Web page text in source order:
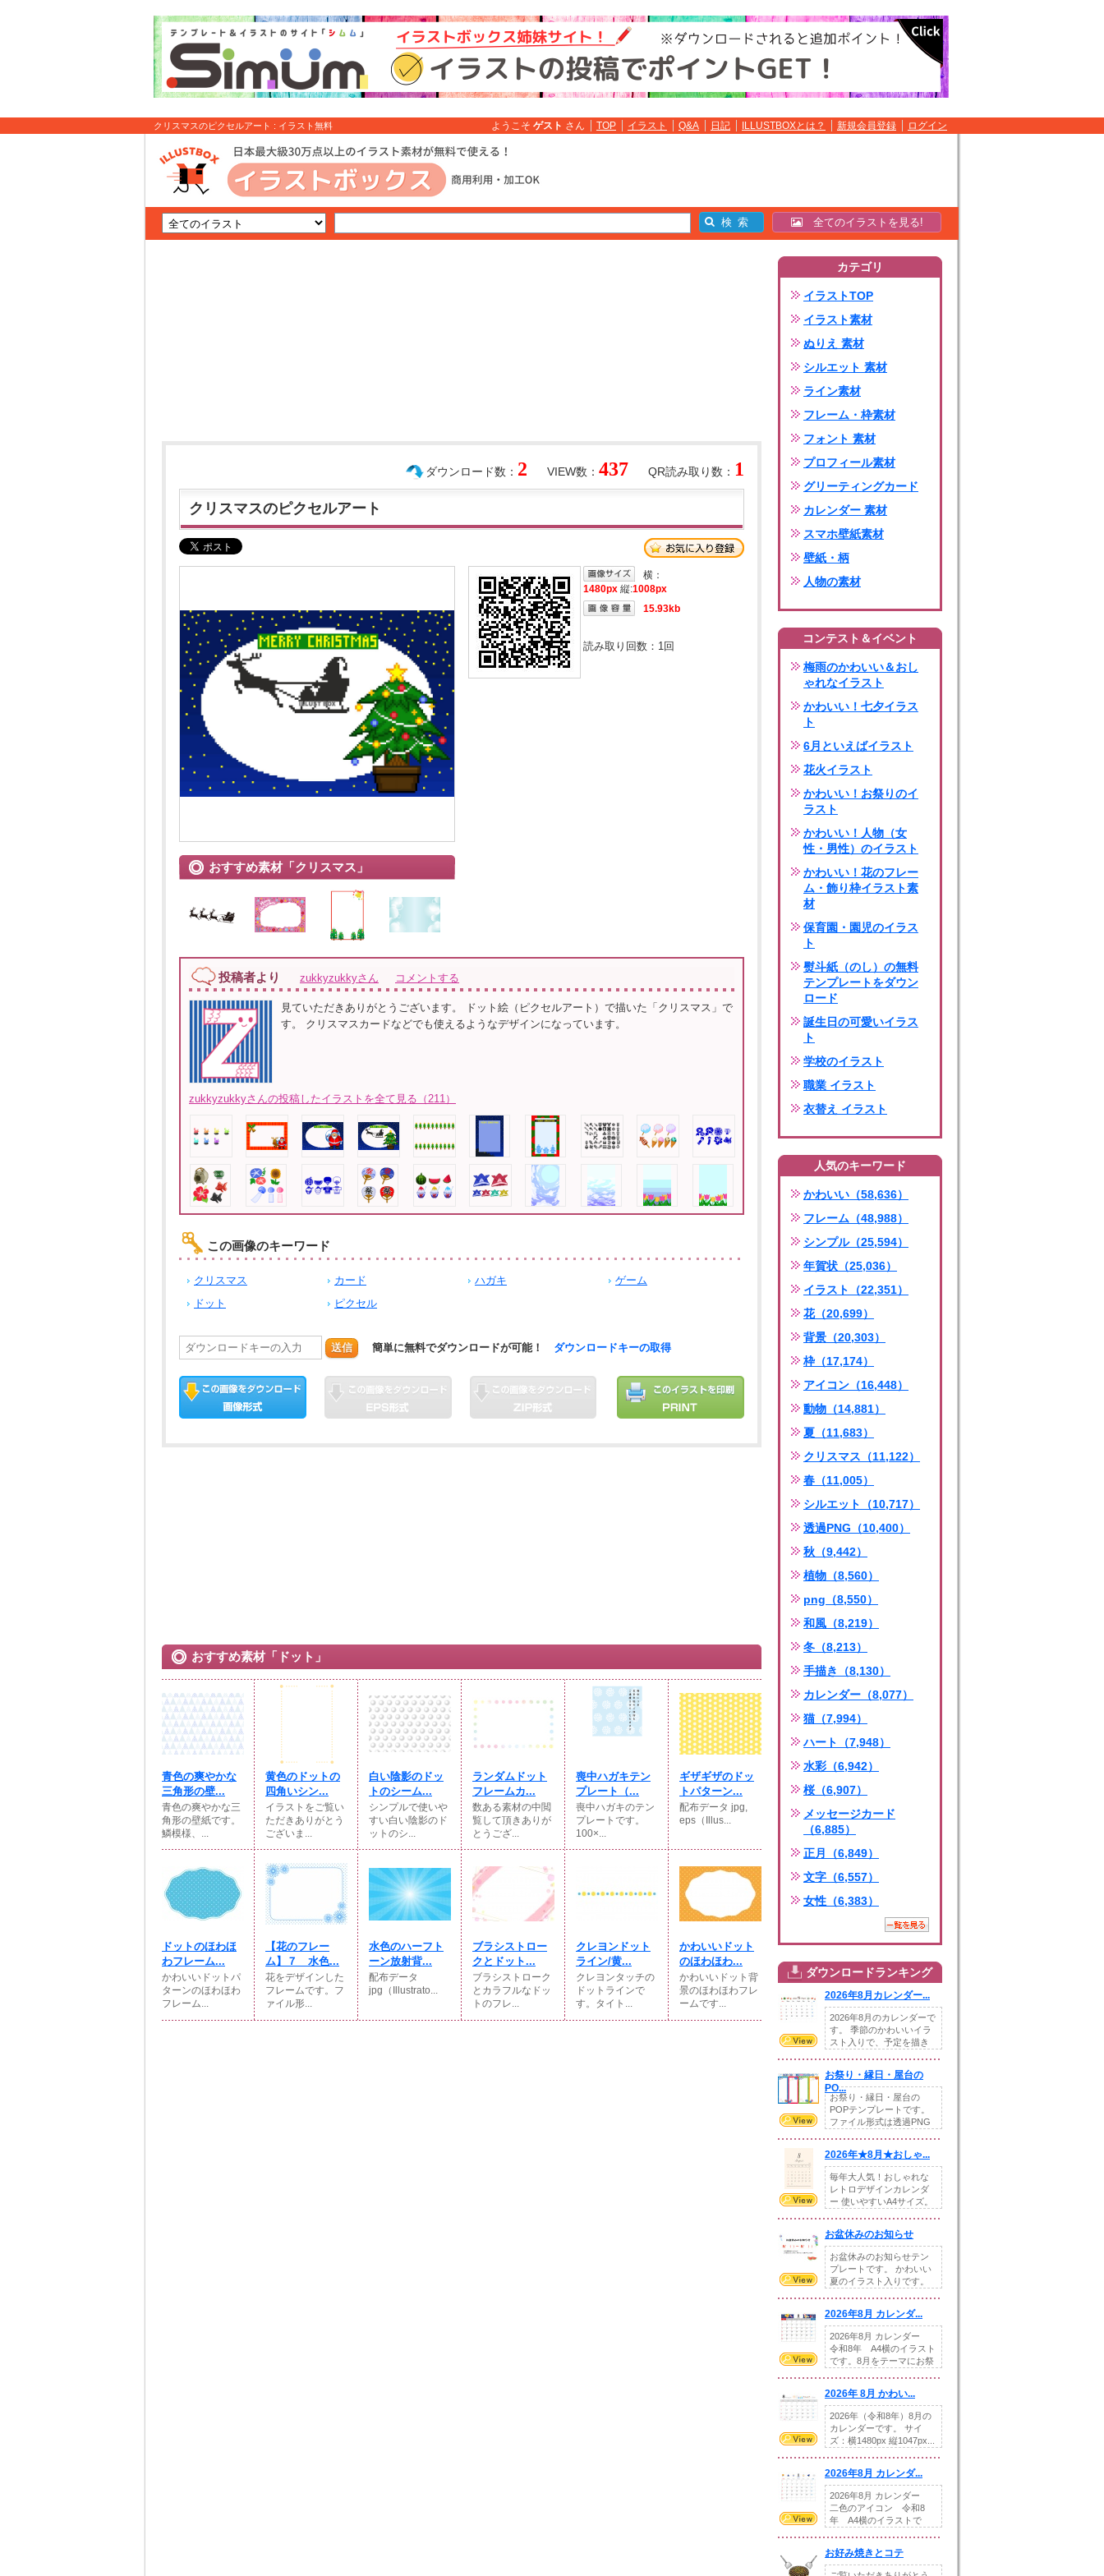
クリスマスのピクセルアート : イラスト無料 ようこそ ゲスト さん TOP イラスト Q&A 日記 ILLUSTBOXとは？ 新規会員登録 ログイン
全てのイラストを見る!
QR読み取り数： 1
VIEW数： 437
ダウンロード数： 2
クリスマスのピクセルアート
おすすめ素材「クリスマス」
横：
1480px 縦:1008px
15.93kb
読み取り回数： 1回
投稿者より zukkyzukkyさん コメントする
見ていただきありがとうございます。 ドット絵（ピクセルアート）で描いた「クリスマス」で
す。 クリスマスカードなどでも使えるようなデザインになっています。
zukkyzukkyさんの投稿したイラストを全て見る（211）
この画像のキーワード
クリスマス カード ハガキ
ゲーム
ドット
ピクセル
送信 簡単に無料でダウンロードが可能！ ダウンロードキーの取得
おすすめ素材「ドット」
青色の爽やかな
三角形の壁...
青色の爽やかな三
角形の壁紙です。
鱗模様、...
黄色のドットの
四角いシン...
イラストをご覧い
ただきありがとう
ございま...
白い陰影のドッ
トのシーム...
シンプルで使いや
すい白い陰影のド
ットのシ...
ランダムドット
フレームカ...
数ある素材の中閲
覧して頂きありが
とうござ...
喪中ハガキテン
プレート（...
喪中ハガキのテン
プレートです。
100×...
ギザギザのドッ
トパターン...
配布データ jpg,
eps（Illus...
ドットのほわほ
わフレーム...
かわいいドットパ
ターンのほわほわ
フレーム...
【花のフレー
ム】７ 水色...
花をデザインした
フレームです。フ
ァイル形...
水色のハーフト
ーン放射背...
配布データ
jpg（Illustrato...
ブラシストロー
クとドット...
ブラシストローク
とカラフルなドッ
トのフレ...
クレヨンドット
ライン/黄...
クレヨンタッチの
ドットラインで
す。タイト...
かわいいドット
のほわほわ...
かわいいドット背
景のほわほわフレ
ームです...
カテゴリ
イラストTOP
イラスト素材
ぬりえ 素材
シルエット 素材
ライン素材
フレーム・枠素材
フォント 素材
プロフィール素材
グリーティングカード
カレンダー 素材
スマホ壁紙素材
壁紙・柄
人物の素材
コンテスト＆イベント
梅雨のかわいい＆おし
ゃれなイラスト
かわいい！七夕イラス
ト
6月といえばイラスト
花火イラスト
かわいい！お祭りのイ
ラスト
かわいい！人物（女
性・男性）のイラスト
かわいい！花のフレー
ム・飾り枠イラスト素
材
保育園・園児のイラス
ト
熨斗紙（のし）の無料
テンプレートをダウン
ロード
誕生日の可愛いイラス
ト
学校のイラスト
職業 イラスト
衣替え イラスト
人気のキーワード
かわいい（58,636）
フレーム（48,988）
シンプル（25,594）
年賀状（25,036）
イラスト（22,351）
花（20,699）
背景（20,303）
枠（17,174）
アイコン（16,448）
動物（14,881）
夏（11,683）
クリスマス（11,122）
春（11,005）
シルエット（10,717）
透過PNG（10,400）
秋（9,442）
植物（8,560）
png（8,550）
和風（8,219）
冬（8,213）
手描き（8,130）
カレンダー（8,077）
猫（7,994）
ハート（7,948）
水彩（6,942）
桜（6,907）
メッセージカード
（6,885）
正月（6,849）
文字（6,557）
女性（6,383）
ダウンロードランキング
2026年8月カレンダー...
2026年8月のカレンダーで
す。 季節のかわいいイラ
スト入りで、予定を描き
お祭り・縁日・屋台の
PO...
お祭り・縁日・屋台の
POPテンプレートです。
ファイル形式は透過PNG
2026年★8月★おしゃ...
毎年大人気！おしゃれな
レトロデザインカレンダ
ー 使いやすいA4サイズ。
お盆休みのお知らせ
お盆休みのお知らせテン
プレートです。 かわいい
夏のイラスト入りです。
2026年8月 カレンダ...
2026年8月 カレンダー
令和8年 A4横のイラスト
です。8月をテーマにお祭
2026年 8月 かわい...
2026年（令和8年）8月の
カレンダーです。 サイ
ズ：横1480px 縦1047px...
2026年8月 カレンダ...
2026年8月 カレンダー
二色のアイコン 令和8
年 A4横のイラストで
お好み焼きとコテ